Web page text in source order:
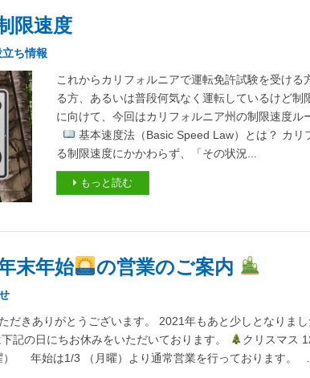
限速度
ち情報
これからカリフォルニアで運転免許試験を受ける
る方、あるいは普段何気なく運転しているけど
に向けて、今回はカリフォルニア州の制限速度ル
基本速度法（Basic Speed Law）とは？ カ
る制限速度にかかわらず、「その状況...
もっと読む
末年始 の営業のご案内
だきありがとうございます。 2021年もあと少しとなりま
記の日にちお休みをいただいております。
クリスマス
） 年始は1/3 （月曜）より通常営業を行っております。 ...